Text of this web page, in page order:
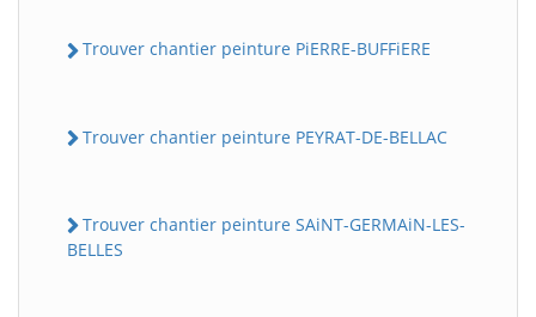
Trouver chantier peinture PiERRE-BUFFiERE
Trouver chantier peinture PEYRAT-DE-BELLAC
Trouver chantier peinture SAiNT-GERMAiN-LES-
BELLES